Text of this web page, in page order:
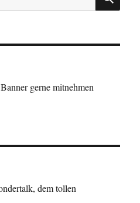
gerne mitnehmen
dem tollen